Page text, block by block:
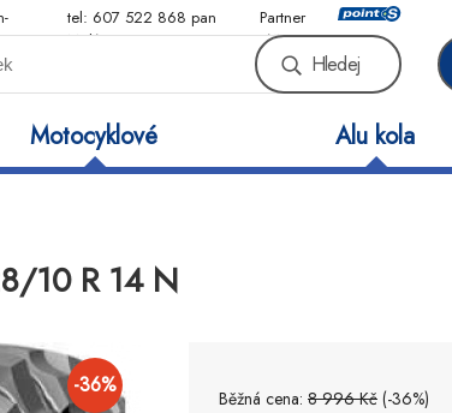
tel: 607 522 868 pan
Malý
Partner
sítě
Hledej
Motocyklové Alu kola
10 R 14 N
-36% Běžná cena: 8 996 Kč (-36%)